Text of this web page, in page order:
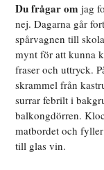
Du frågar om jag
nej. Dagarna går
spårvagnen till
mynt för att kunna
fraser och uttryck.
skrammel från
surrar febrilt i
balkongdörren.
matbordet och
till glas vin.